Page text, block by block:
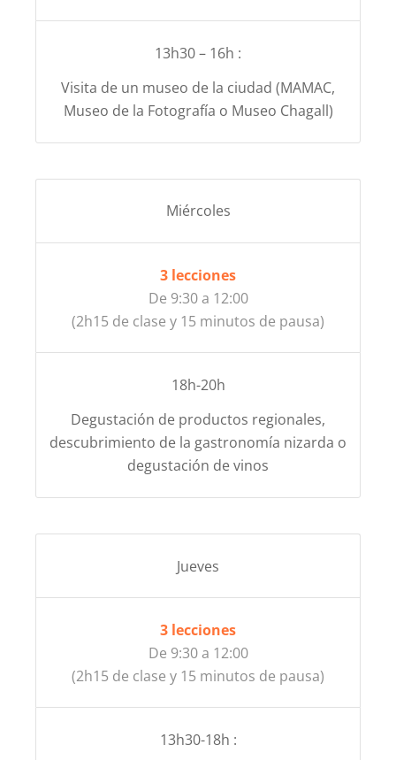
13h30 – 16h :
Visita de un museo de la ciudad (MAMAC,
Museo de la Fotografía o Museo Chagall)
Miércoles
3 lecciones
De 9:30 a 12:00
(2h15 de clase y 15 minutos de pausa)
18h-20h
Degustación de productos regionales,
descubrimiento de la gastronomía nizarda o
degustación de vinos
Jueves
3 lecciones
De 9:30 a 12:00
(2h15 de clase y 15 minutos de pausa)
13h30-18h :